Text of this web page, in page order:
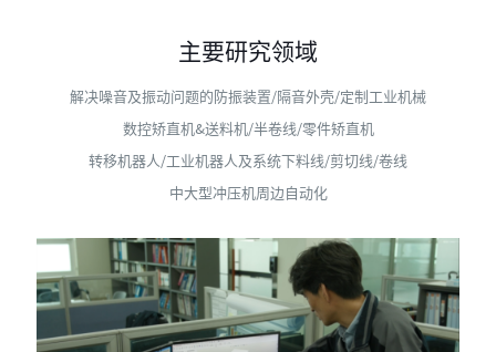
主要研究领域
解决噪音及振动问题的防振装置/隔音外壳/定制工业机械
数控矫直机&送料机/半卷线/零件矫直机
转移机器人/工业机器人及系统下料线/剪切线/卷线
中大型冲压机周边自动化
主要研究领域
解决噪音及振动问题的防振装置/隔音外壳/定制工业机械
数控矫直机&送料机/半卷线/零件矫直机
转移机器人/工业机器人及系统下料线/剪切线/卷线
中大型冲压机周边自动化